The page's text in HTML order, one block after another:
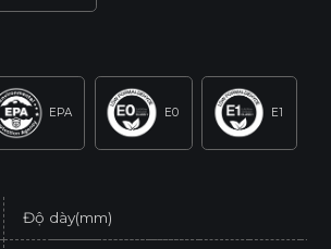
EPA E0 E1
Độ dày(mm)